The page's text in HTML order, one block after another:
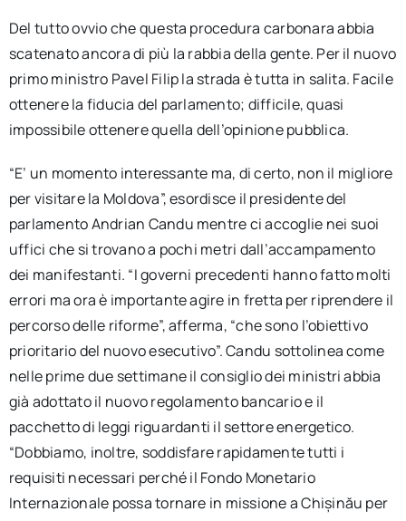
Del tutto ovvio che questa procedura carbonara abbia
scatenato ancora di più la rabbia della gente. Per il nuovo
primo ministro Pavel Filip la strada è tutta in salita. Facile
ottenere la fiducia del parlamento; difficile, quasi
impossibile ottenere quella dell’opinione pubblica.
“E’ un momento interessante ma, di certo, non il migliore
per visitare la Moldova”, esordisce il presidente del
parlamento Andrian Candu mentre ci accoglie nei suoi
uffici che si trovano a pochi metri dall’accampamento
dei manifestanti. “I governi precedenti hanno fatto molti
errori ma ora è importante agire in fretta per riprendere il
percorso delle riforme”, afferma, “che sono l’obiettivo
prioritario del nuovo esecutivo”. Candu sottolinea come
nelle prime due settimane il consiglio dei ministri abbia
già adottato il nuovo regolamento bancario e il
pacchetto di leggi riguardanti il settore energetico.
“Dobbiamo, inoltre, soddisfare rapidamente tutti i
requisiti necessari perché il Fondo Monetario
Internazionale possa tornare in missione a Chișinău per